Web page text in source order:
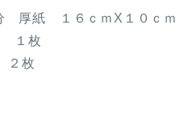
厚紙 １６ｃｍX１０ｃｍ
１枚
２枚